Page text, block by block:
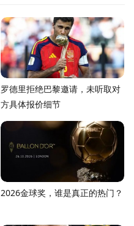
罗德里拒绝巴黎邀请，未听取对
方具体报价细节
2026金球奖，谁是真正的热门？